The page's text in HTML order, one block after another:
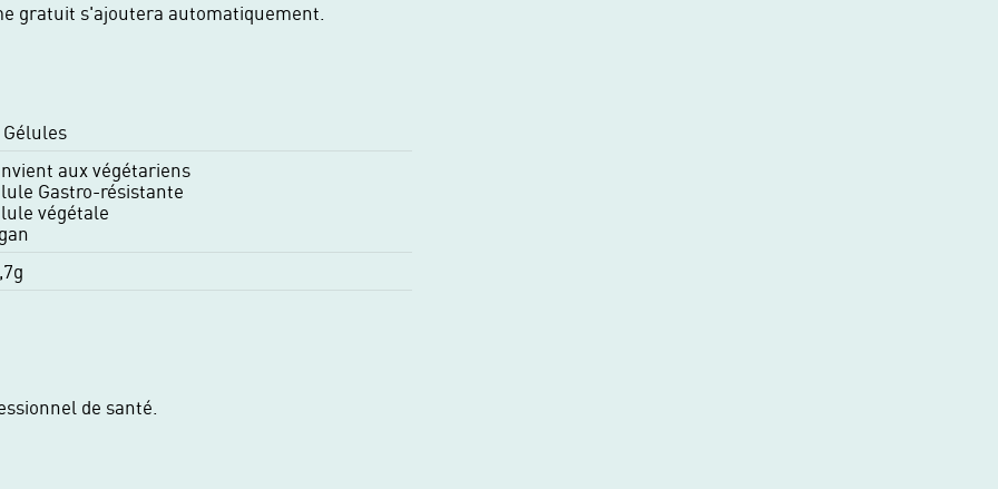
gratuit s'ajoutera automatiquement.
aux végétariens
Gastro-résistante
végétale
de santé.